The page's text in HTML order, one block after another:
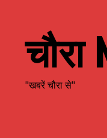
चौरा
"खबरें चौरा से"